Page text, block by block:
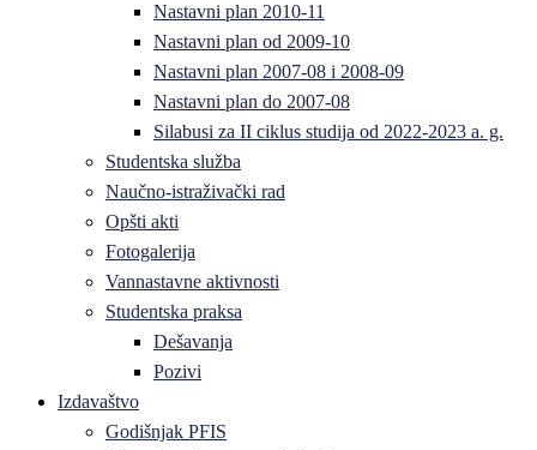
Nastavni plan 2010-11
Nastavni plan od 2009-10
Nastavni plan 2007-08 i 2008-09
Nastavni plan do 2007-08
Silabusi za II ciklus studija od 2022-2023 a. g.
Studentska služba
Naučno-istraživački rad
Opšti akti
Fotogalerija
Vannastavne aktivnosti
Studentska praksa
Dešavanja
Pozivi
Izdavaštvo
Godišnjak PFIS